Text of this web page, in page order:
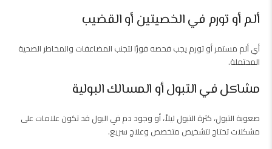
ألم أو تورم في الخصيتين أو القضيب
أي ألم مستمر أو تورم يجب فحصه فورًا لتجنب المضاعفات والمخاطر الصحية
المحتملة.
مشاكل في التبول أو المسالك البولية
صعوبة التبول، كثرة التبول ليلاً، أو وجود دم في البول قد تكون علامات على
مشكلات تحتاج لتشخيص متخصص وعلاج سريع.